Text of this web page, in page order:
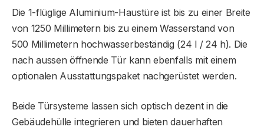
Die 1-flüglige Aluminium-Haustüre ist bis zu einer Breite
von 1250 Millimetern bis zu einem Wasserstand von
500 Millimetern hochwasserbeständig (24 l / 24 h). Die
nach aussen öffnende Tür kann ebenfalls mit einem
optionalen Ausstattungspaket nachgerüstet werden.
Beide Türsysteme lassen sich optisch dezent in die
Gebäudehülle integrieren und bieten dauerhaften